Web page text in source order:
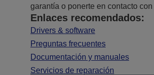
garantía o ponerte en contacto con
Enlaces recomendados:
Drivers & software
Preguntas frecuentes
Documentación y manuales
Servicios de reparación